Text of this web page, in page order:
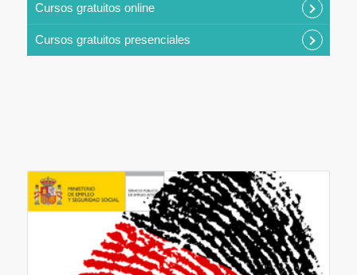
Cursos gratuitos online
Cursos gratuitos presenciales